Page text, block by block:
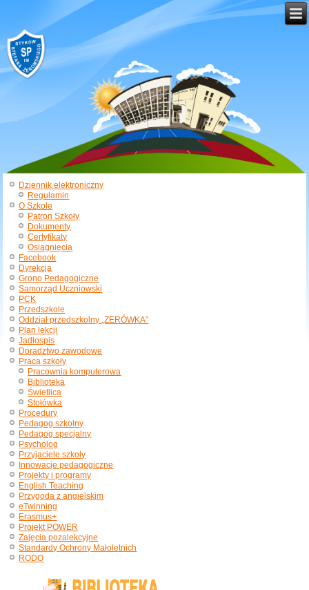
Dziennik elektroniczny
Regulamin
O Szkole
Patron Szkoły
Dokumenty
Certyfikaty
Osiągnięcia
Facebook
Dyrekcja
Grono Pedagogiczne
Samorząd Uczniowski
PCK
Przedszkole
Oddział przedszkolny „ZERÓWKA”
Plan lekcji
Jadłospis
Doradztwo zawodowe
Praca szkoły
Pracownia komputerowa
Biblioteka
Świetlica
Stołówka
Procedury
Pedagog szkolny
Pedagog specjalny
Psycholog
Przyjaciele szkoły
Innowacje pedagogiczne
Projekty i programy
English Teaching
Przygoda z angielskim
eTwinning
Erasmus+
Projekt POWER
Zajęcia pozalekcyjne
Standardy Ochrony Małoletnich
RODO